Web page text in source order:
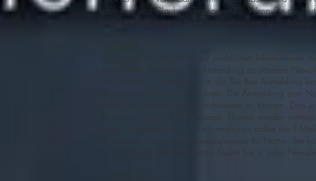
nach Treu und Glauben, Transparenz“). Wenn Sie die
lokale Einstellungen in Ihrem Internetbrowser, (z.B.
Wir versenden Newsletter mit werblichen Informationen
gesetzlichen Erlaubnis. Die Anmeldung zu unserem
der Anmeldung eine E-Mail, in der Sie Ihre Anmeldung
Inhaber der E-Mail zu verifizieren. Die Anmeldung zum
rechtlichen Anforderungen nachweisen zu können. Dies
Bestätigung sowie Ihre IP-Adresse. Ebenso werden
haben, abgespeichert. Ihre Informationen außer der E-
Newsletters, dazu gehört beispielsweise Ihr Name. Sie
zur Kündigung des Newsletters finden Sie in jeder